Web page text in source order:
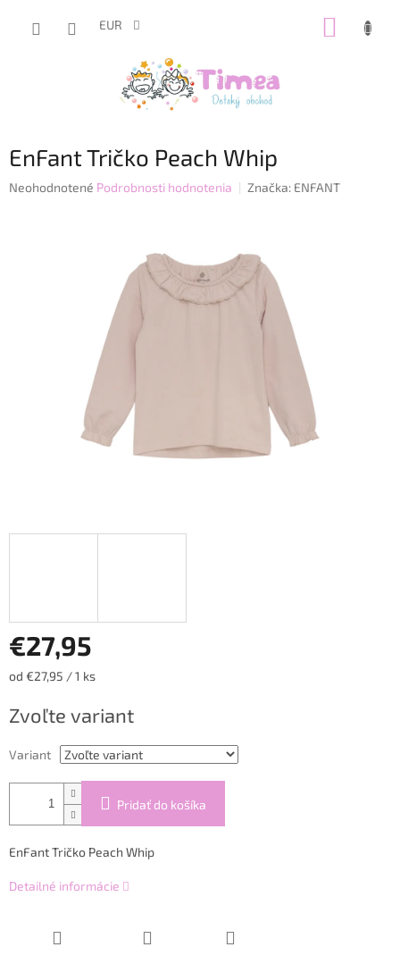
EUR
EnFant Tričko Peach Whip
Priemerné
Neohodnotené Podrobnosti hodnotenia Značka: ENFANT
€27,95
Jednotková
od €27,95 / 1 ks
Zvoľte variant
Variant
Pridať do košíka
EnFant Tričko Peach Whip
Detailné informácie